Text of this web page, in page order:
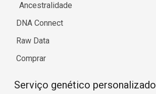
Ancestralidade
DNA Connect
Raw Data
Comprar
Serviço genético personalizado